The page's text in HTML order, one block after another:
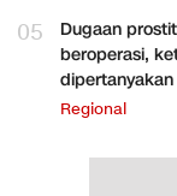
05
Dugaan
beroperasi,
dipertanyakan
Regional